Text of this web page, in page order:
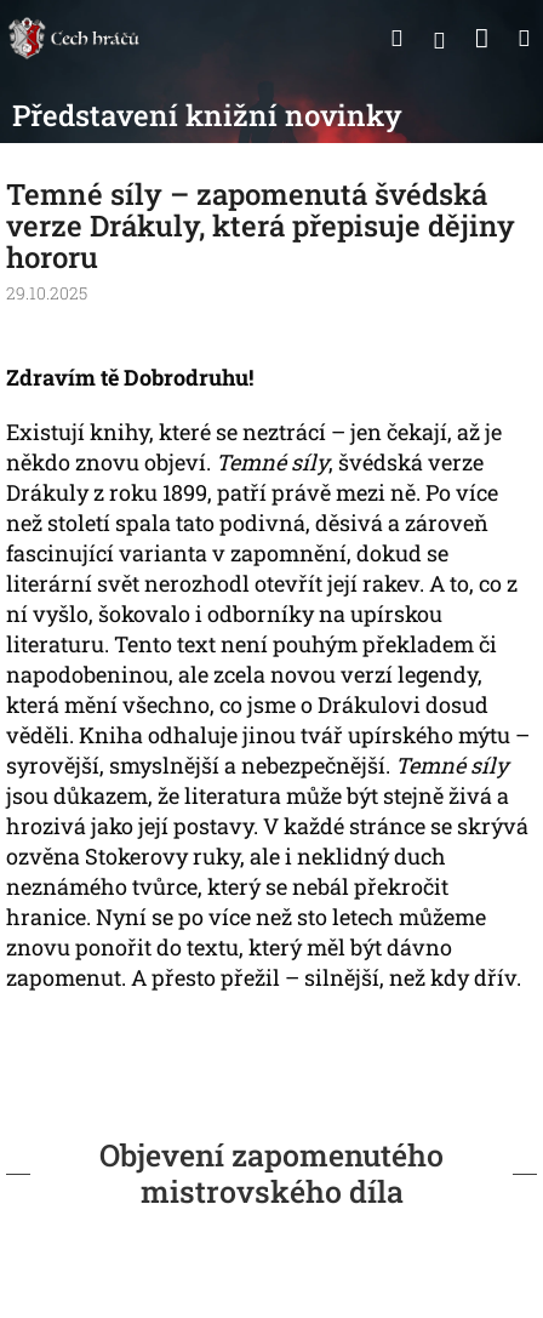
na
obsah
Hledat
Představení knižní novinky
Temné síly – zapomenutá švédská
verze Drákuly, která přepisuje dějiny
hororu
29.10.2025
Zdravím tě Dobrodruhu!
Existují knihy, které se neztrácí – jen čekají, až je
někdo znovu objeví. Temné síly, švédská verze
Drákuly z roku 1899, patří právě mezi ně. Po více
než století spala tato podivná, děsivá a zároveň
fascinující varianta v zapomnění, dokud se
literární svět nerozhodl otevřít její rakev. A to, co z
ní vyšlo, šokovalo i odborníky na upírskou
literaturu. Tento text není pouhým překladem či
napodobeninou, ale zcela novou verzí legendy,
která mění všechno, co jsme o Drákulovi dosud
věděli. Kniha odhaluje jinou tvář upírského mýtu –
syrovější, smyslnější a nebezpečnější. Temné síly
jsou důkazem, že literatura může být stejně živá a
hrozivá jako její postavy. V každé stránce se skrývá
ozvěna Stokerovy ruky, ale i neklidný duch
neznámého tvůrce, který se nebál překročit
hranice. Nyní se po více než sto letech můžeme
znovu ponořit do textu, který měl být dávno
zapomenut. A přesto přežil – silnější, než kdy dřív.
Objevení zapomenutého
mistrovského díla